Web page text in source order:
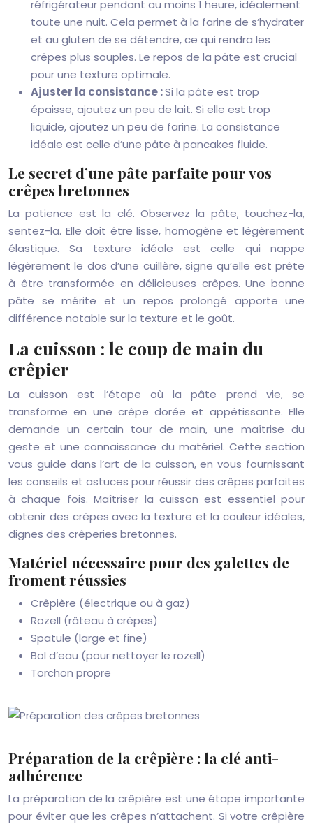
réfrigérateur pendant au moins 1 heure, idéalement
toute une nuit. Cela permet à la farine de s’hydrater
et au gluten de se détendre, ce qui rendra les
crêpes plus souples. Le repos de la pâte est crucial
pour une texture optimale.
Ajuster la consistance :Si la pâte est trop
épaisse, ajoutez un peu de lait. Si elle est trop
liquide, ajoutez un peu de farine. La consistance
idéale est celle d’une pâte à pancakes fluide.
Le secret d’une pâte parfaite pour vos
crêpes bretonnes
La patience est la clé. Observez la pâte, touchez-la,
sentez-la. Elle doit être lisse, homogène et légèrement
élastique. Sa texture idéale est celle qui nappe
légèrement le dos d’une cuillère, signe qu’elle est prête
à être transformée en délicieuses crêpes. Une bonne
pâte se mérite et un repos prolongé apporte une
différence notable sur la texture et le goût.
La cuisson : le coup de main du
crêpier
La cuisson est l’étape où la pâte prend vie, se
transforme en une crêpe dorée et appétissante. Elle
demande un certain tour de main, une maîtrise du
geste et une connaissance du matériel. Cette section
vous guide dans l’art de la cuisson, en vous fournissant
les conseils et astuces pour réussir des crêpes parfaites
à chaque fois. Maîtriser la cuisson est essentiel pour
obtenir des crêpes avec la texture et la couleur idéales,
dignes des crêperies bretonnes.
Matériel nécessaire pour des galettes de
froment réussies
Crêpière (électrique ou à gaz)
Rozell (râteau à crêpes)
Spatule (large et fine)
Bol d’eau (pour nettoyer le rozell)
Torchon propre
Préparation de la crêpière : la clé anti-
adhérence
La préparation de la crêpière est une étape importante
pour éviter que les crêpes n’attachent. Si votre crêpière